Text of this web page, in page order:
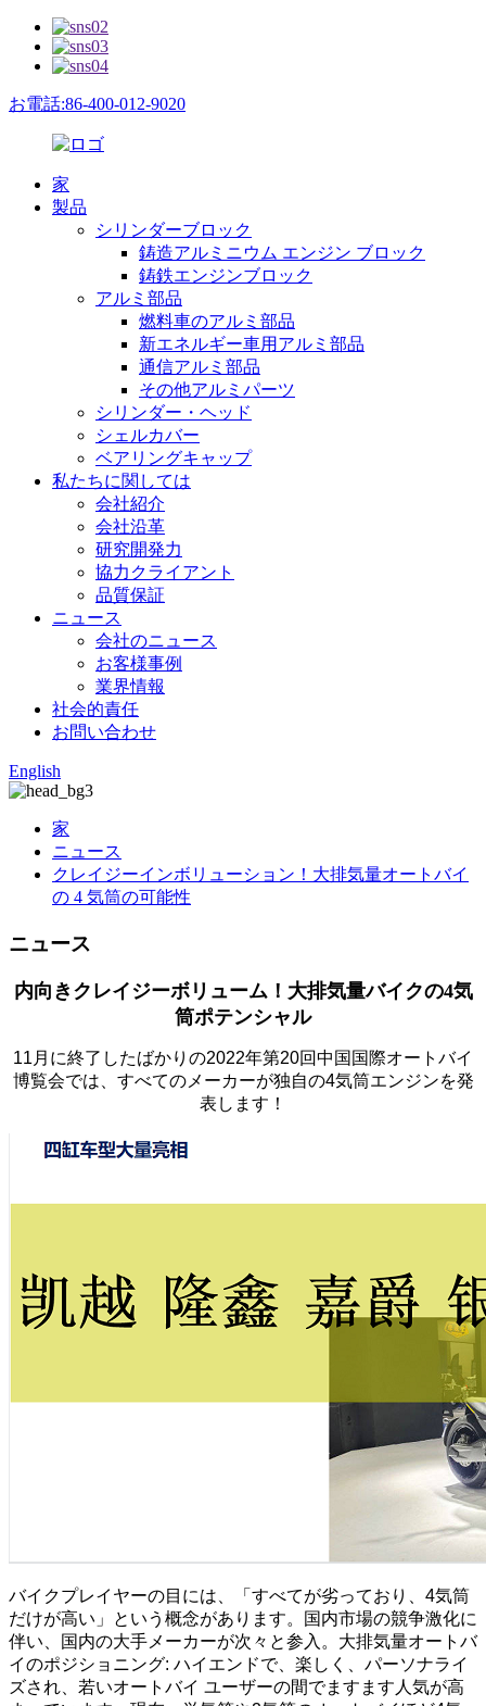
お電話:86-400-012-9020
家
製品
シリンダーブロック
鋳造アルミニウム エンジン ブロック
鋳鉄エンジンブロック
アルミ部品
燃料車のアルミ部品
新エネルギー車用アルミ部品
通信アルミ部品
その他アルミパーツ
シリンダー・ヘッド
シェルカバー
ベアリングキャップ
私たちに関しては
会社紹介
会社沿革
研究開発力
協力クライアント
品質保証
ニュース
会社のニュース
お客様事例
業界情報
社会的責任
お問い合わせ
English
家
ニュース
クレイジーインボリューション！大排気量オートバイ
の 4 気筒の可能性
ニュース
内向きクレイジーボリューム！大排気量バイクの4気
筒ポテンシャル
11月に終了したばかりの2022年第20回中国国際オートバイ
博覧会では、すべてのメーカーが独自の4気筒エンジンを発
表します！
バイクプレイヤーの目には、「すべてが劣っており、4気筒
だけが高い」という概念があります。国内市場の競争激化に
伴い、国内の大手メーカーが次々と参入。大排気量オートバ
イのポジショニング: ハイエンドで、楽しく、パーソナライ
ズされ、若いオートバイ ユーザーの間でますます人気が高